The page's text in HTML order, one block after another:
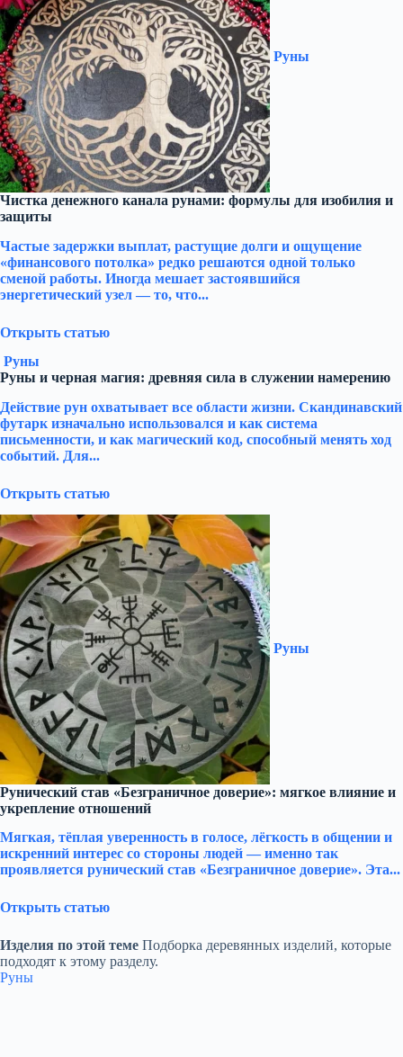
Руны
Чистка денежного канала рунами: формулы для изобилия и
защиты
Частые задержки выплат, растущие долги и ощущение
«финансового потолка» редко решаются одной только
сменой работы. Иногда мешает застоявшийся
энергетический узел — то, что...
Открыть статью
Руны
Руны и черная магия: древняя сила в служении намерению
Действие рун охватывает все области жизни. Скандинавский
футарк изначально использовался и как система
письменности, и как магический код, способный менять ход
событий. Для...
Открыть статью
Руны
Рунический став «Безграничное доверие»: мягкое влияние и
укрепление отношений
Мягкая, тёплая уверенность в голосе, лёгкость в общении и
искренний интерес со стороны людей — именно так
проявляется рунический став «Безграничное доверие». Эта...
Открыть статью
Изделия по этой теме Подборка деревянных изделий, которые
подходят к этому разделу.
Руны